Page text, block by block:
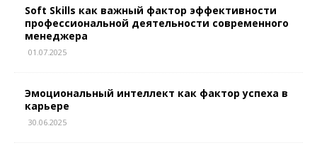
Soft Skills как важный фактор эффективности
профессиональной деятельности современного
менеджера
01.07.2025
Эмоциональный интеллект как фактор успеха в
карьере
30.06.2025